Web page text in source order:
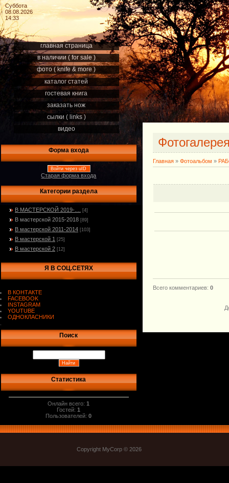
Суббота
08.08.2026
14:33
главная страница
в наличии ( for sale )
фото ( knife & more )
каталог статей
гостевая книга
заказать нож
сылки ( links )
видео
Форма входа
Войти через uID
Старая форма входа
Категории раздела
В МАСТЕРСКОЙ 2019-.... [4]
В мастерской 2015-2018 [89]
В мастерской 2011-2014 [103]
В мастерской 1 [25]
В мастерской 2 [12]
Я В СОЦ.СЕТЯХ
В КОНТАКТЕ
FACEBOOK
INSTAGRAM
YOUTUBE
ОДНОКЛАСНИКИ
Поиск
Статистика
Онлайн всего:1
Гостей:1
Пользователей:0
Главная » Фотоальбом »
Всего комментариев: 0
Copyright MyCorp © 2026